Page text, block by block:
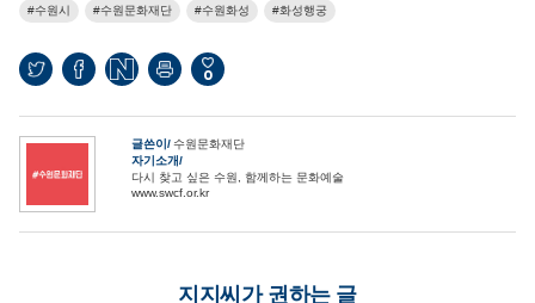
수원시 수원문화재단 수원화성 화성행궁
0
글쓴이
수원문화재단
자기소개
다시 찾고 싶은 수원, 함께하는 문화예술
www.swcf.or.kr
지지씨가 권하는 글